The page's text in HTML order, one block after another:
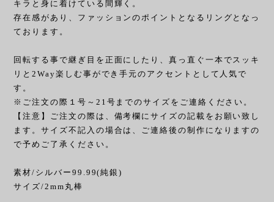
キラと身に着けている間輝く。
存在感があり、ファッションのポイントとなるリングとなっ
ております。
回転する事で継ぎ目を正面にしたり、真っ直ぐ一本でスッキ
リと2Way楽しむ事ができ手元のアクセントとして人気で
す。
※ご注文の際１号～21号までのサイズをご連絡ください。
【注意】ご注文の際は、備考欄にサイズの記載をお願い致し
ます。サイズ不記入の場合は、ご連絡後の制作になりますの
で予めご了承ください。
素材/シルバー99.99(純銀)
サイズ/2mm丸棒